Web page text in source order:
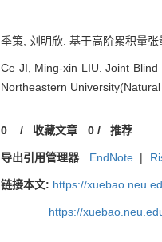
季策, 刘明欣. 基于高阶累积量
Ce JI, Ming‐xin LIU. Joint
Northeastern
0 / 收藏文章 0/ 推荐
导出引用管理器 EndNote |
链接本文: https://
https://